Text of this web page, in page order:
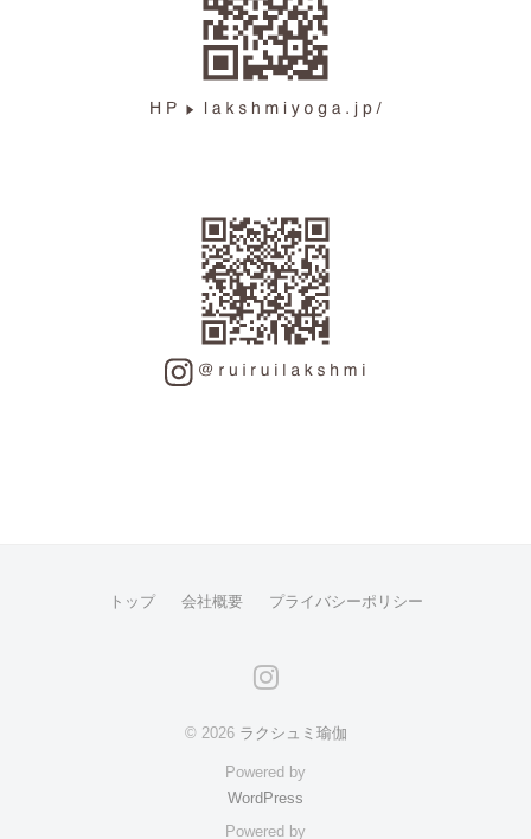
トップ 会社概要 プライバシーポリシー
instagram
© 2026 ラクシュミ瑜伽
Powered by
WordPress
Powered by